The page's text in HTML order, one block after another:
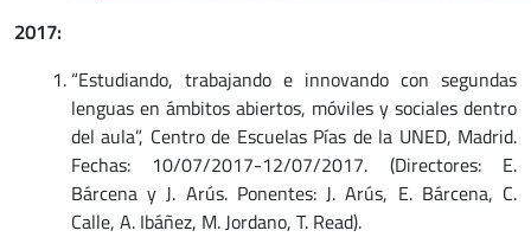
2017:
“Estudiando, trabajando e innovando con segundas
lenguas en ámbitos abiertos, móviles y sociales dentro
del aula”, Centro de Escuelas Pías de la UNED, Madrid.
Fechas: 10/07/2017-12/07/2017. (Directores: E.
Bárcena y J. Arús. Ponentes: J. Arús, E. Bárcena, C.
Calle, A. Ibáñez, M. Jordano, T. Read).